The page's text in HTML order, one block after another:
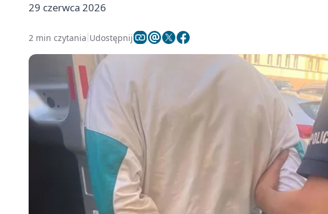
29 czerwca 2026
2 min czytania Udostępnij